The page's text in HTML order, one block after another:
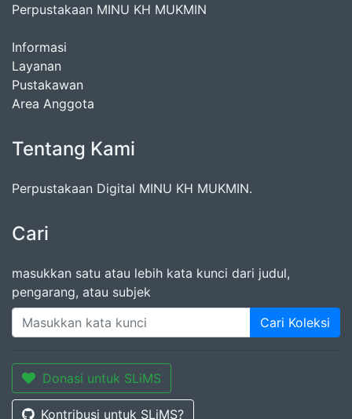
Perpustakaan MINU KH MUKMIN
Informasi
Layanan
Pustakawan
Area Anggota
Tentang Kami
Perpustakaan Digital MINU KH MUKMIN.
Cari
masukkan satu atau lebih kata kunci dari judul,
pengarang, atau subjek
Cari Koleksi
Donasi untuk SLiMS
Kontribusi untuk SLiMS?